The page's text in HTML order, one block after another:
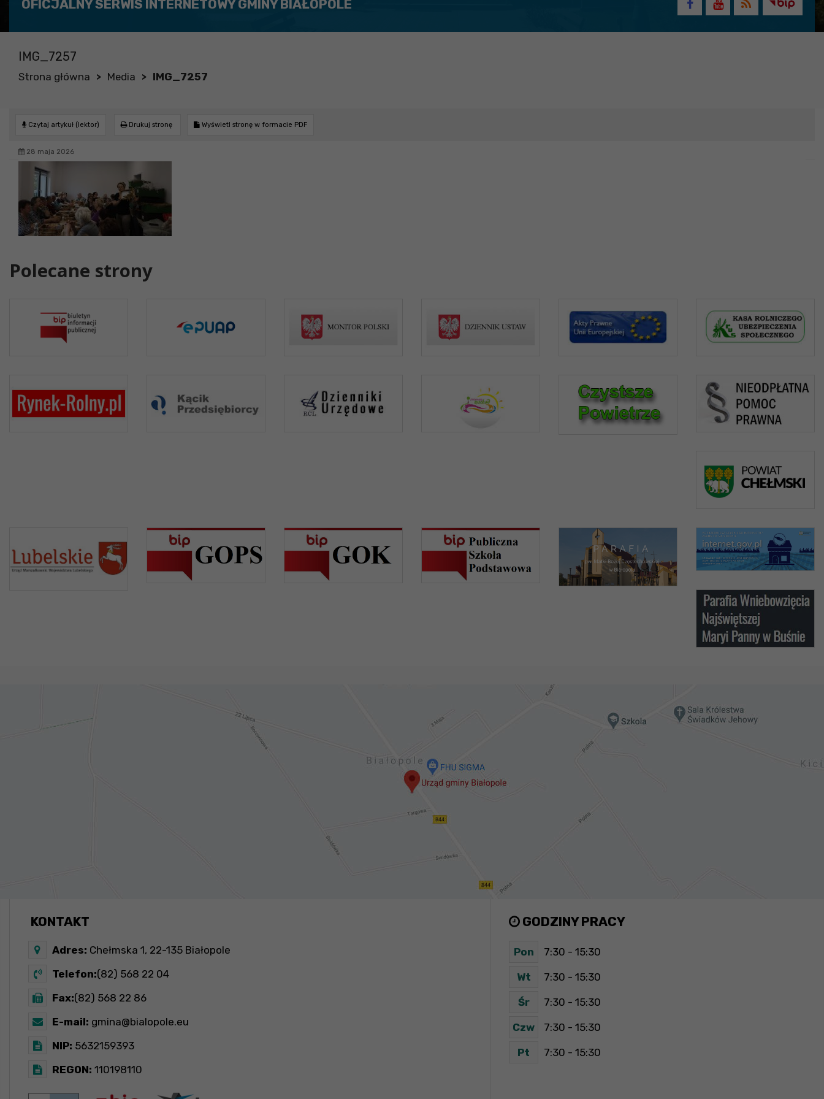
OFICJALNY SERWIS INTERNETOWY GMINY BIAŁOPOLE
IMG_7257
Strona główna > Media > IMG_7257
Czytaj artykuł (lektor) Drukuj stronę Wyświetl stronę w formacie PDF
28 maja 2026
Polecane strony
KONTAKT
Adres: Chełmska 1, 22-135 Białopole
Telefon:(82) 568 22 04
Fax:(82) 568 22 86
E-mail: gmina@bialopole.eu
NIP: 5632159393
REGON: 110198110
GODZINY PRACY
Pon 7:30 - 15:30
Wt 7:30 - 15:30
Śr 7:30 - 15:30
Czw 7:30 - 15:30
Pt 7:30 - 15:30